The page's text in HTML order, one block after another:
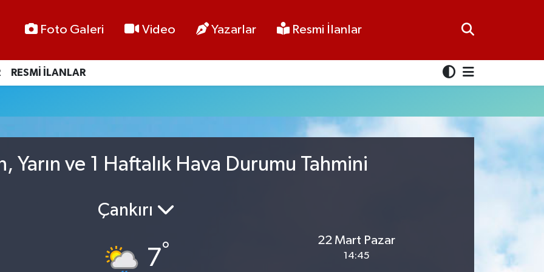
Foto Galeri Video Yazarlar Resmi İlanlar
RESMİ İLANLAR
Yarın ve 1 Haftalık Hava Durumu Tahmini
Çankırı
7°
22 Mart Pazar
14:45